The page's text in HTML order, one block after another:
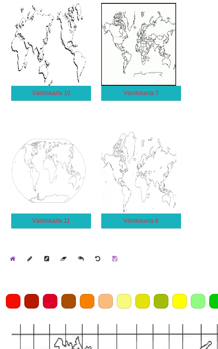
Världskarta 10 Världskarta 7
Världskarta 11 Världskarta 8